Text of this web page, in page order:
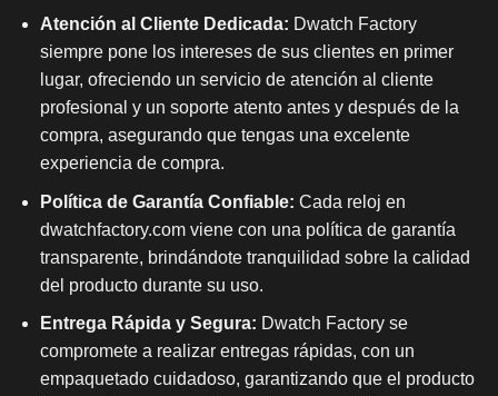
Atención al Cliente Dedicada: Dwatch Factory
siempre pone los intereses de sus clientes en primer
lugar, ofreciendo un servicio de atención al cliente
profesional y un soporte atento antes y después de la
compra, asegurando que tengas una excelente
experiencia de compra.
Política de Garantía Confiable: Cada reloj en
dwatchfactory.com viene con una política de garantía
transparente, brindándote tranquilidad sobre la calidad
del producto durante su uso.
Entrega Rápida y Segura: Dwatch Factory se
compromete a realizar entregas rápidas, con un
empaquetado cuidadoso, garantizando que el producto